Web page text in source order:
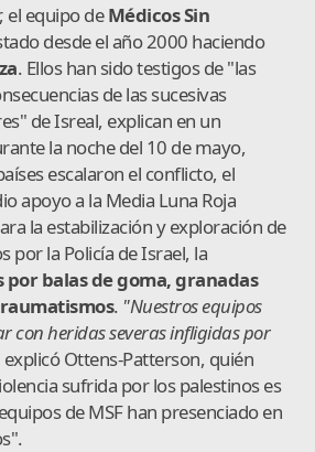
el equipo deMédicos Sin
desde el año 2000 haciendo
. Ellos han sido testigos de "las
de las sucesivas
de Isreal, explican en un
la noche del 10 de mayo,
escalaron el conflicto, el
apoyo a la Media Luna Roja
la estabilización y exploración de
por la Policía de Israel, la
por balas de goma, granadas
. "Nuestros equipos
con heridas severas infligidas por
explicó Ottens-Patterson, quién
sufrida por los palestinos es
de MSF han presenciado en